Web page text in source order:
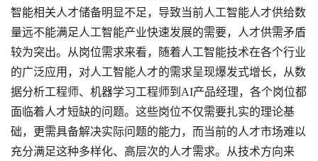
智能相关人才储备明显不足，导致当前人工智能人才供给数
量远不能满足人工智能产业快速发展的需要，人才供需矛盾
较为突出。从岗位需求来看，随着人工智能技术在各个行业
的广泛应用，对人工智能人才的需求呈现爆发式增长，从数
据分析工程师、机器学习工程师到AI产品经理，各个岗位都
面临着人才短缺的问题。这些岗位不仅需要扎实的理论基
础，更需具备解决实际问题的能力，而当前的人才市场难以
充分满足这种多样化、高层次的人才需求。从技术方向来